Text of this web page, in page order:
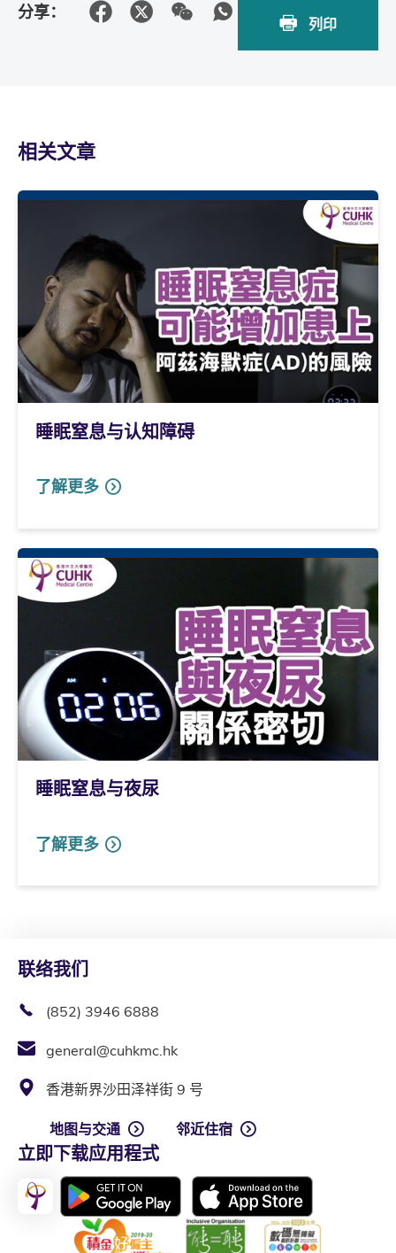
分享：
列印
相关文章
睡眠窒息与认知障碍
了解更多
睡眠窒息与夜尿
了解更多
联络我们
(852) 3946 6888
general@cuhkmc.hk
香港新界沙田泽祥街 9 号
地图与交通 邻近住宿
立即下载应用程式